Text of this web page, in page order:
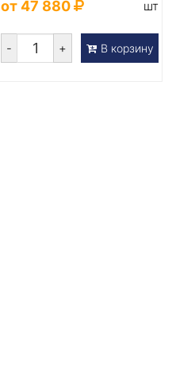
от 47 880 шт
- + В корзину